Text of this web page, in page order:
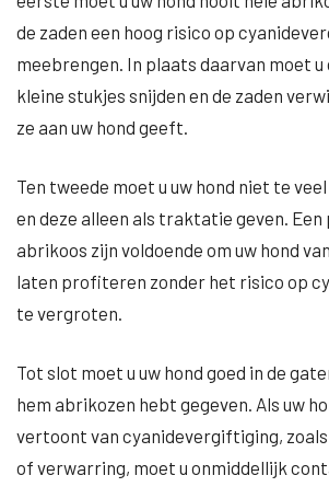
de zaden een hoog risico op
meebrengen. In plaats daarvan moet u
kleine stukjes snijden en de zaden
ze aan uw hond geeft.
Ten tweede moet u uw hond niet te
en deze alleen als traktatie geven. Een
abrikoos zijn voldoende om uw hond
laten profiteren zonder het risico op
te vergroten.
Tot slot moet u uw hond goed in de
hem abrikozen hebt gegeven. Als uw
vertoont van cyanidevergiftiging,
of verwarring, moet u onmiddellijk